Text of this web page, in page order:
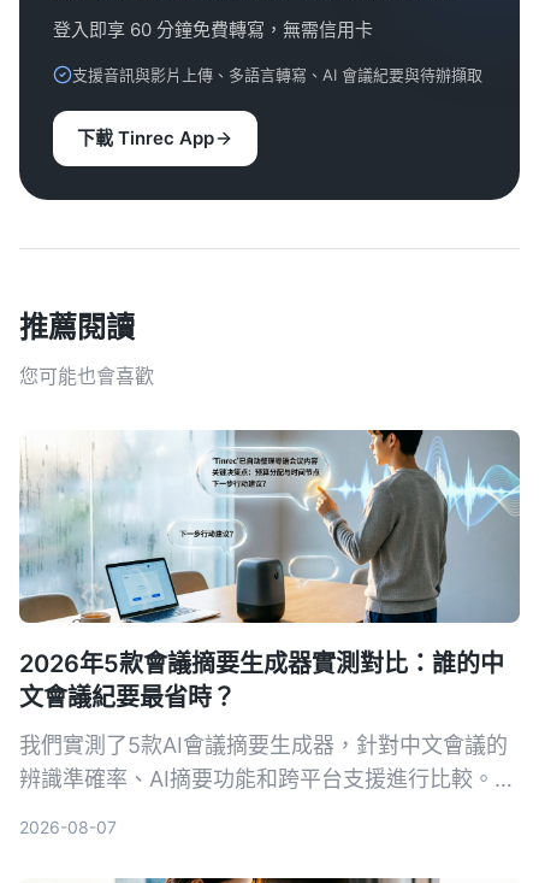
登入即享 60 分鐘免費轉寫，無需信用卡
支援音訊與影片上傳、多語言轉寫、AI 會議紀要與待辦擷取
下載 Tinrec App
推薦閱讀
您可能也會喜歡
2026年5款會議摘要生成器實測對比：誰的中
文會議紀要最省時？
我們實測了5款AI會議摘要生成器，針對中文會議的
辨識準確率、AI摘要功能和跨平台支援進行比較。
2026-08-07